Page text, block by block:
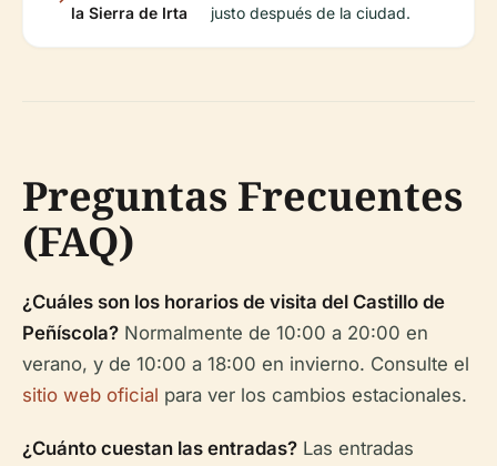
la Sierra de Irta
justo después de la ciudad.
Preguntas Frecuentes
(FAQ)
¿Cuáles son los horarios de visita del Castillo de
Peñíscola? Normalmente de 10:00 a 20:00 en
verano, y de 10:00 a 18:00 en invierno. Consulte el
sitio web oficial para ver los cambios estacionales.
¿Cuánto cuestan las entradas? Las entradas